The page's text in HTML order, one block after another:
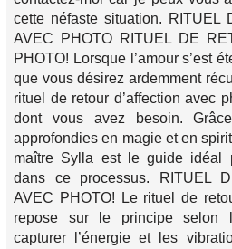
cette néfaste situation. RITUEL
AVEC PHOTO RITUEL DE
PHOTO! Lorsque l’amour s’est
que vous désirez ardemment
rituel de retour d’affection avec
dont vous avez besoin.
approfondies en magie et en
maître Sylla est le guide idéal
dans ce processus. RITUEL
AVEC PHOTO! Le rituel de
repose sur le principe selon
capturer l’énergie et les